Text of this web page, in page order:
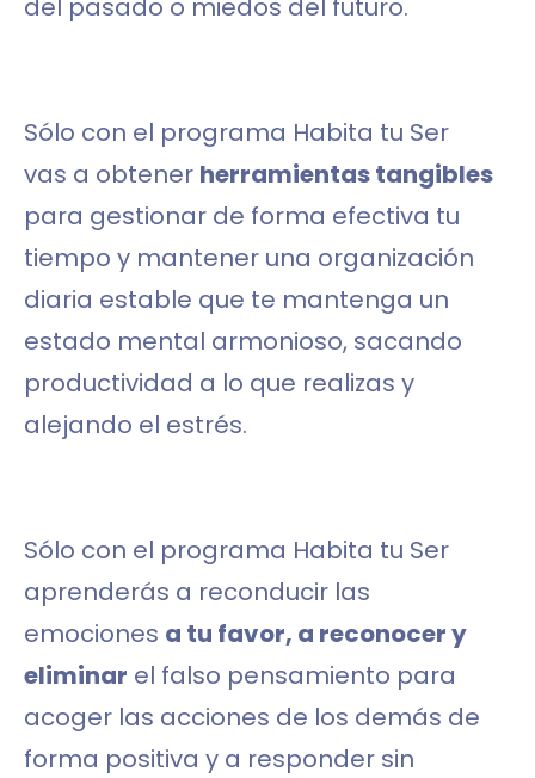
del pasado o miedos del futuro.
Sólo con el programa Habita tu Ser
vas a obtener herramientas tangibles
para gestionar de forma efectiva tu
tiempo y mantener una organización
diaria estable que te mantenga un
estado mental armonioso, sacando
productividad a lo que realizas y
alejando el estrés.
Sólo con el programa Habita tu Ser
aprenderás a reconducir las
emociones a tu favor, a reconocer y
eliminar el falso pensamiento para
acoger las acciones de los demás de
forma positiva y a responder sin